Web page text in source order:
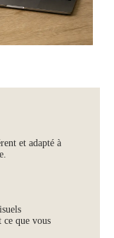
et adapté à
ce que vous